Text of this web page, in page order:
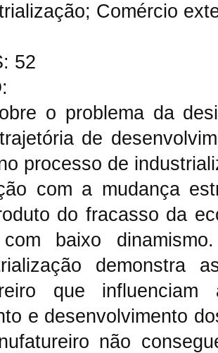
Comércio
52
o problema da
de
processo de
com a mudança
do fracasso da
baixo
demonstra
que
e desenvolvimento
não